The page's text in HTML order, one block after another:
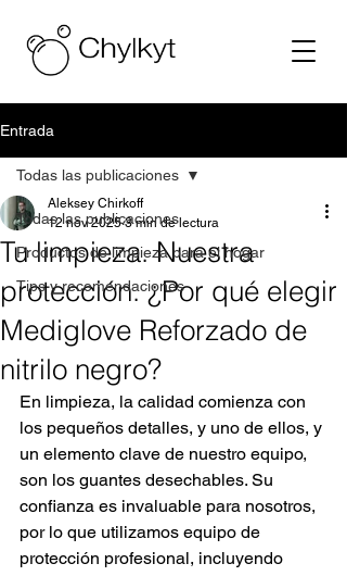
Entrada
Todas las publicaciones
Productos de limpieza para el hogar
Tips y recomendaciones
Todas las publicaciones
Tu limpieza. Nuestra
protección. ¿Por qué elegir
Mediglove Reforzado de
nitrilo negro?
Aleksey Chirkoff
12 nov 2025 3 min de lectura
En limpieza, la calidad comienza con
los pequeños detalles, y uno de ellos, y
un elemento clave de nuestro equipo,
son los guantes desechables. Su
confianza es invaluable para nosotros,
por lo que utilizamos equipo de
protección profesional, incluyendo